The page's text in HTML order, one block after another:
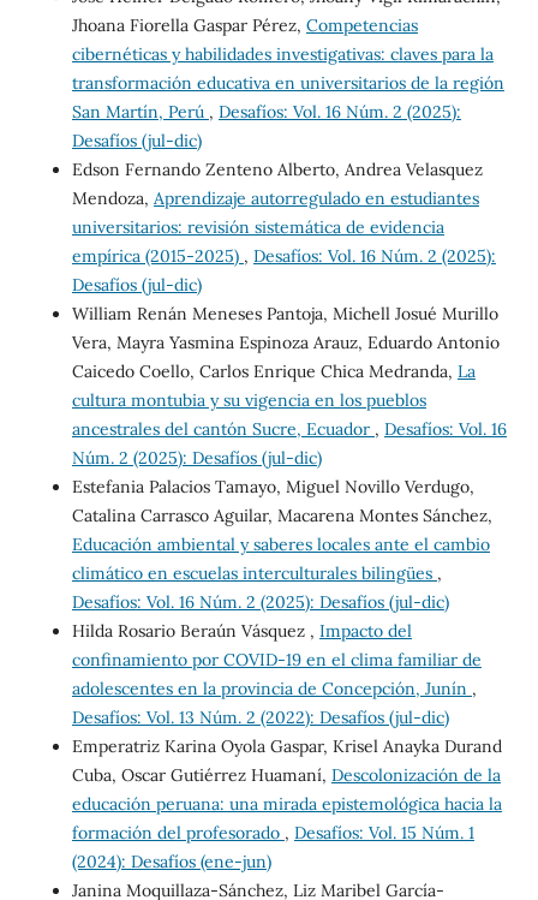
Jhoana Fiorella Gaspar Pérez, Competencias
cibernéticas y habilidades investigativas: claves para la
transformación educativa en universitarios de la región
San Martín, Perú , Desafíos: Vol. 16 Núm. 2 (2025):
Desafíos (jul-dic)
Edson Fernando Zenteno Alberto, Andrea Velasquez
Mendoza, Aprendizaje autorregulado en estudiantes
universitarios: revisión sistemática de evidencia
empírica (2015-2025) , Desafíos: Vol. 16 Núm. 2 (2025):
Desafíos (jul-dic)
William Renán Meneses Pantoja, Michell Josué Murillo
Vera, Mayra Yasmina Espinoza Arauz, Eduardo Antonio
Caicedo Coello, Carlos Enrique Chica Medranda, La
cultura montubia y su vigencia en los pueblos
ancestrales del cantón Sucre, Ecuador , Desafíos: Vol. 16
Núm. 2 (2025): Desafíos (jul-dic)
Estefania Palacios Tamayo, Miguel Novillo Verdugo,
Catalina Carrasco Aguilar, Macarena Montes Sánchez,
Educación ambiental y saberes locales ante el cambio
climático en escuelas interculturales bilingües ,
Desafíos: Vol. 16 Núm. 2 (2025): Desafíos (jul-dic)
Hilda Rosario Beraún Vásquez , Impacto del
confinamiento por COVID-19 en el clima familiar de
adolescentes en la provincia de Concepción, Junín ,
Desafíos: Vol. 13 Núm. 2 (2022): Desafíos (jul-dic)
Emperatriz Karina Oyola Gaspar, Krisel Anayka Durand
Cuba, Oscar Gutiérrez Huamaní, Descolonización de la
educación peruana: una mirada epistemológica hacia la
formación del profesorado , Desafíos: Vol. 15 Núm. 1
(2024): Desafíos (ene-jun)
Janina Moquillaza-Sánchez, Liz Maribel García-